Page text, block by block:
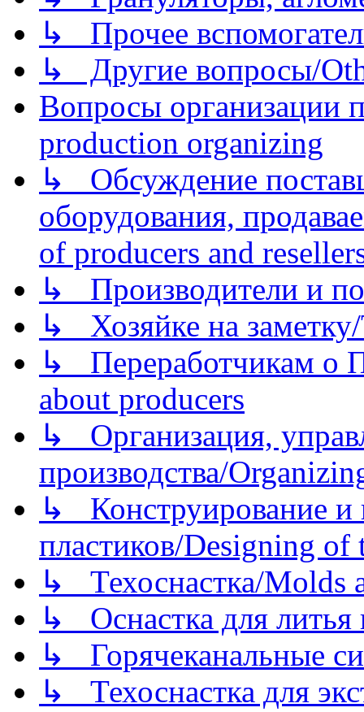
↳ Прочее
↳ Другие вопросы/
Вопросы организации
production organizing
↳ Обсуждение
оборудования,
of producers and
↳ Производители и
↳ Хозяйке на
↳ Переработчикам о
about producers
↳ Организация,
производства/
↳ Конструирование и
пластиков/Designing of
↳ Техоснастка/Molds
↳ Оснастка для литья
↳ Горячеканальные
↳ Техоснастка для